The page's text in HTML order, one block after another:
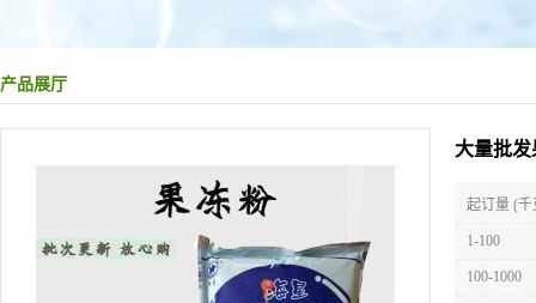
产品展厅
大量批
起订量 (千
1-100
100-1000